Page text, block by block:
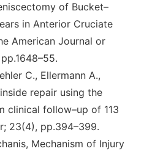
of Bucket–
in Anterior Cruciate
American Journal or
C., Ellermann A.,
repair using the
clinical follow–up of 113
23(4), pp.394–399.
Mechanism of Injury